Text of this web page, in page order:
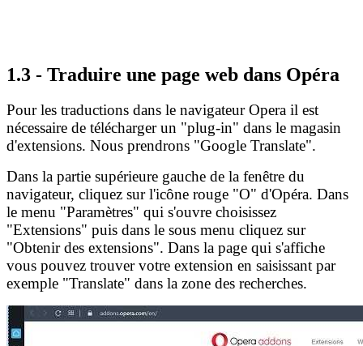
1.3 - Traduire une page web dans Opéra
Pour les traductions dans le navigateur Opera il est
nécessaire de télécharger un "plug-in" dans le magasin
d'extensions. Nous prendrons "Google Translate".
Dans la partie supérieure gauche de la fenêtre du
navigateur, cliquez sur l'icône rouge "O" d'Opéra. Dans
le menu "Paramètres" qui s'ouvre choisissez
"Extensions" puis dans le sous menu cliquez sur
"Obtenir des extensions". Dans la page qui s'affiche
vous pouvez trouver votre extension en saisissant par
exemple "Translate" dans la zone des recherches.